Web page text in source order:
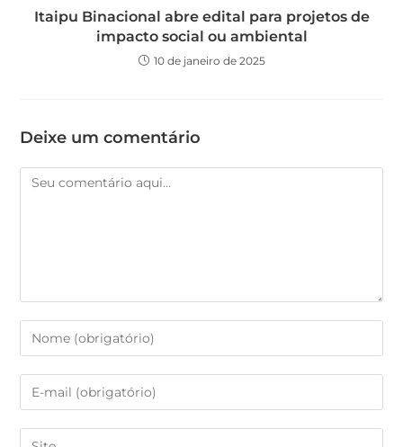
Itaipu Binacional abre edital para projetos de
impacto social ou ambiental
10 de janeiro de 2025
Deixe um comentário